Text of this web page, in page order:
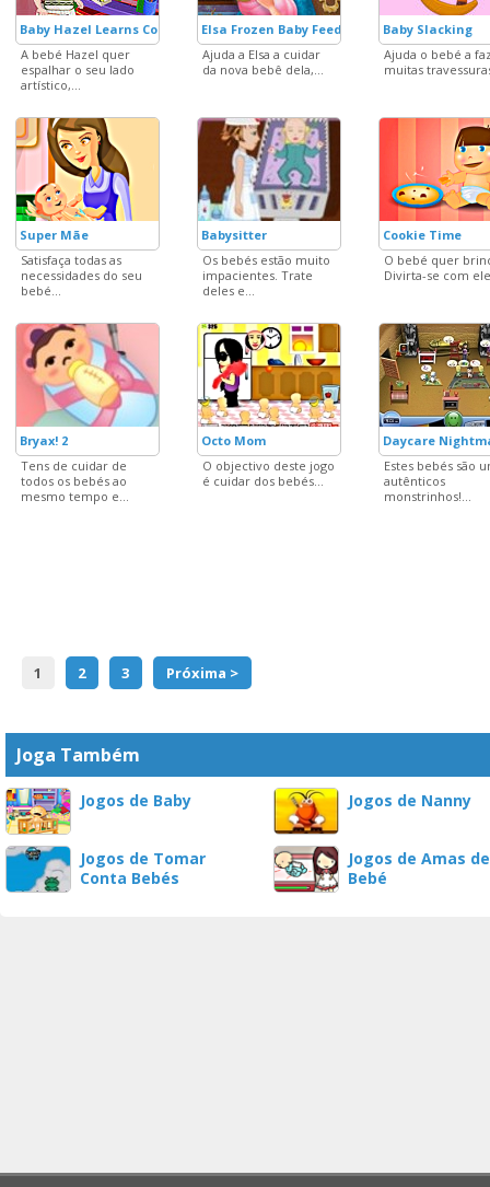
Baby Hazel Learns Colours
A bebé Hazel quer
espalhar o seu lado
artístico,...
Elsa Frozen Baby Feeding
Ajuda a Elsa a cuidar
da nova bebê dela,...
Baby Slacking
Ajuda o bebé a
muitas
Super Mãe
Satisfaça todas as
necessidades do seu
bebé...
Babysitter
Os bebés estão muito
impacientes. Trate
deles e...
Cookie Time
O bebé quer
Divirta-se com
Bryax! 2
Tens de cuidar de
todos os bebés ao
mesmo tempo e...
Octo Mom
O objectivo deste jogo
é cuidar dos bebés...
Daycare
Estes bebés são
autênticos
monstrinhos!...
1 2 3 Próxima >
Joga Também
Jogos de Baby Jogos de Nanny
Jogos de Tomar
Conta Bebés
Jogos de Amas de
Bebé